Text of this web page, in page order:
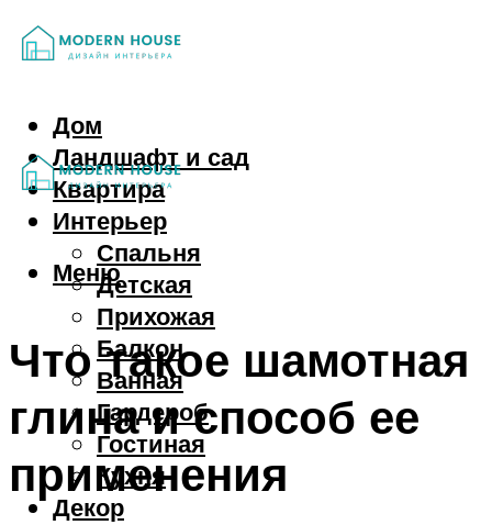
Дом
Ландшафт и сад
Квартира
Интерьер
Спальня
Детская
Прихожая
Балкон
Ванная
Гардероб
Гостиная
Кухня
Декор
Меню
Что такое шамотная
глина и способ ее
применения